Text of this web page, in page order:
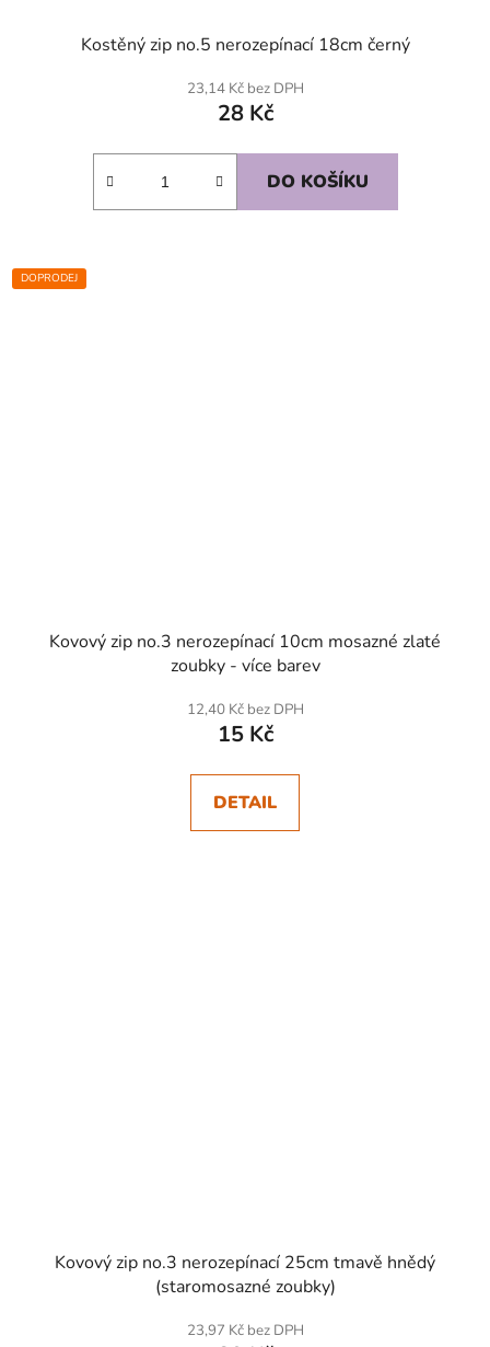
Kostěný zip no.5 nerozepínací 18cm černý
23,14 Kč bez DPH
28 Kč
DO KOŠÍKU
DOPRODEJ
Kovový zip no.3 nerozepínací 10cm mosazné zlaté
zoubky - více barev
12,40 Kč bez DPH
15 Kč
DETAIL
Kovový zip no.3 nerozepínací 25cm tmavě hnědý
(staromosazné zoubky)
23,97 Kč bez DPH